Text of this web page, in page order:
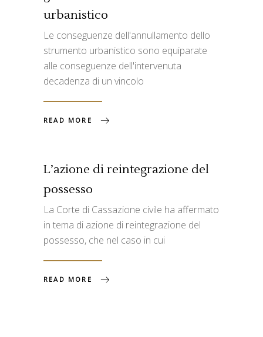
urbanistico
Le conseguenze dell'annullamento dello
strumento urbanistico sono equiparate
alle conseguenze dell'intervenuta
decadenza di un vincolo
READ MORE
L’azione di reintegrazione del
possesso
La Corte di Cassazione civile ha affermato
in tema di azione di reintegrazione del
possesso, che nel caso in cui
READ MORE